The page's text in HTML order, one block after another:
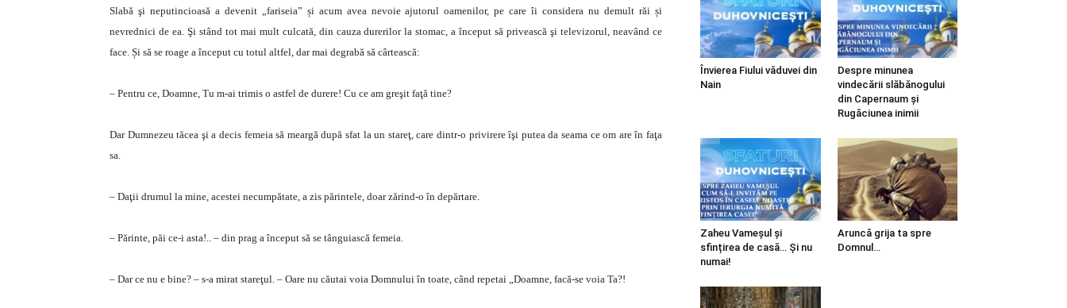
Slabă şi neputincioasă a devenit „fariseia” și acum avea nevoie ajutorul oamenilor, pe care îi considera nu demult răi și
nevrednici de ea. Şi stând tot mai mult culcată, din cauza durerilor la stomac, a început să privească şi televizorul, neavând ce
face. Și să se roage a început cu totul altfel, dar mai degrabă să cârtească:
– Pentru ce, Doamne, Tu m-ai trimis o astfel de durere! Cu ce am greşit faţă tine?
Dar Dumnezeu tăcea şi a decis femeia să meargă după sfat la un stareţ, care dintr-o privirere îşi putea da seama ce om are în faţa
sa.
– Daţii drumul la mine, acestei necumpătate, a zis părintele, doar zărind-o în depărtare.
– Părinte, păi ce-i asta!.. – din prag a început să se tânguiască femeia.
– Dar ce nu e bine? – s-a mirat stareţul. – Oare nu căutai voia Domnului în toate, când repetai „Doamne, facă-se voia Ta?!
Învierea Fiului văduvei din
Nain
Despre minunea
vindecării slăbănogului
din Capernaum și
Rugăciunea inimii
Zaheu Vameșul și
sfințirea de casă… Și nu
numai!
Aruncă grija ta spre
Domnul…